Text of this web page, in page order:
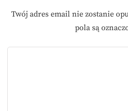
Twój adres email nie zostanie
pola są